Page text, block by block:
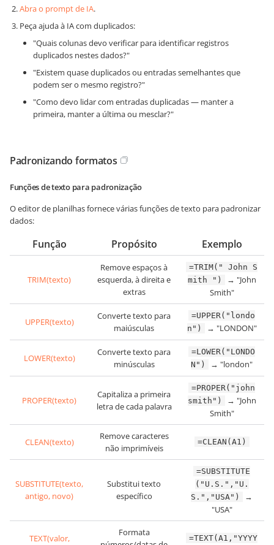
Abra o prompt de IA.
Peça ajuda à IA com duplicados:
"Quais colunas devo verificar para identificar registros
duplicados nestes dados?"
"Existem quase duplicados ou entradas semelhantes que
podem ser o mesmo registro?"
"Como devo lidar com entradas duplicadas — manter a
primeira, manter a última ou mesclar?"
Padronizando formatos
Funções de texto para padronização
O editor de planilhas fornece várias funções de texto para padronizar
dados:
Função Propósito Exemplo
TRIM(texto)
Remove espaços à
esquerda, à direita e
extras
=TRIM(" John S
mith ")
→ "John
Smith"
UPPER(texto)
Converte texto para
maiúsculas
=UPPER("londo
n")
→ "LONDON"
LOWER(texto)
Converte texto para
minúsculas
=LOWER("LONDO
N")
→ "london"
PROPER(texto)
Capitaliza a primeira
letra de cada palavra
=PROPER("john
smith")
→ "John
Smith"
CLEAN(texto)
Remove caracteres
não imprimíveis
=CLEAN(A1)
SUBSTITUTE(texto,
antigo, novo)
Substitui texto
específico
=SUBSTITUTE
("U.S.","U.
S.","USA")
→
"USA"
TEXT(valor,
Formata
=TEXT(A1,"YYYY